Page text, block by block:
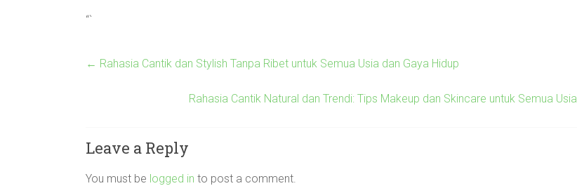
“`
← Rahasia Cantik dan Stylish Tanpa Ribet untuk Semua Usia dan Gaya Hidup
Rahasia Cantik Natural dan Trendi: Tips Makeup dan Skincare untuk Semua Usia
Leave a Reply
You must be logged in to post a comment.